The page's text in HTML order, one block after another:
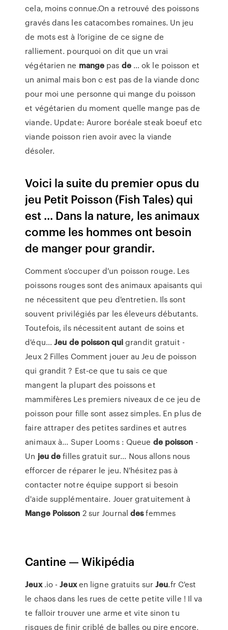
cela, moins connue.On a retrouvé des poissons
gravés dans les catacombes romaines. Un jeu
de mots est à l’origine de ce signe de
ralliement. pourquoi on dit que un vrai
végétarien ne mange pas de… ok le poisson et
un animal mais bon c est pas de la viande donc
pour moi une personne qui mange du poisson
et végétarien du moment quelle mange pas de
viande. Update: Aurore boréale steak boeuf etc
viande poisson rien avoir avec la viande
désoler.
Voici la suite du premier opus du
jeu Petit Poisson (Fish Tales) qui
est ... Dans la nature, les animaux
comme les hommes ont besoin
de manger pour grandir.
Comment s'occuper d'un poisson rouge. Les
poissons rouges sont des animaux apaisants qui
ne nécessitent que peu d'entretien. Ils sont
souvent privilégiés par les éleveurs débutants.
Toutefois, ils nécessitent autant de soins et
d'équ...Jeu de poisson quigrandit gratuit -
Jeux 2 Filles Comment jouer au Jeu de poisson
qui grandit ? Est-ce que tu sais ce que
mangent la plupart des poissons et
mammifères Les premiers niveaux de ce jeu de
poisson pour fille sont assez simples. En plus de
faire attraper des petites sardines et autres
animaux à... Super Looms : Queue de poisson -
Un jeudefilles gratuit sur... Nous allons nous
efforcer de réparer le jeu. N'hésitez pas à
contacter notre équipe support si besoin
d'aide supplémentaire. Jouer gratuitement à
Mange Poisson 2 sur Journaldesfemmes
Cantine — Wikipédia
Jeux.io -Jeuxen ligne gratuits surJeu.fr C'est
le chaos dans les rues de cette petite ville ! Il va
te falloir trouver une arme et vite sinon tu
risques de finir criblé de balles ou pire encore,